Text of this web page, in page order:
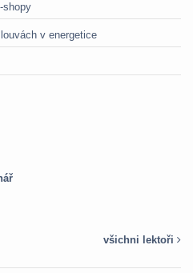
shopy
v energetice
všichni lektoři